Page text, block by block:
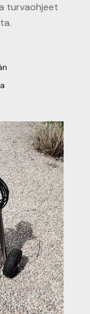
turvaohjeet